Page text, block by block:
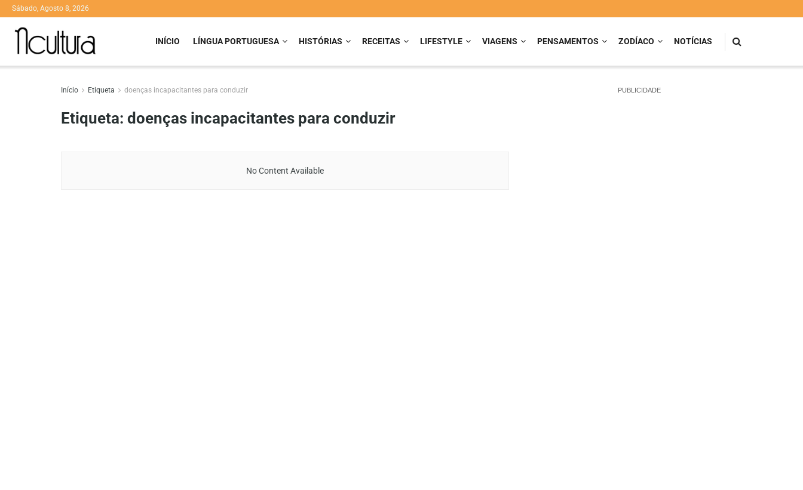
Sábado, Agosto 8, 2026
INÍCIO LÍNGUA PORTUGUESA HISTÓRIAS RECEITAS LIFESTYLE VIAGENS PENSAMENTOS ZODÍACO NOTÍCIAS
Início Etiqueta doenças incapacitantes para conduzir
Etiqueta: doenças incapacitantes para conduzir
No Content Available
PUBLICIDADE